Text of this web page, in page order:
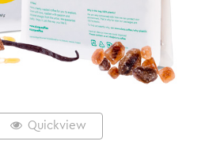
Quickview